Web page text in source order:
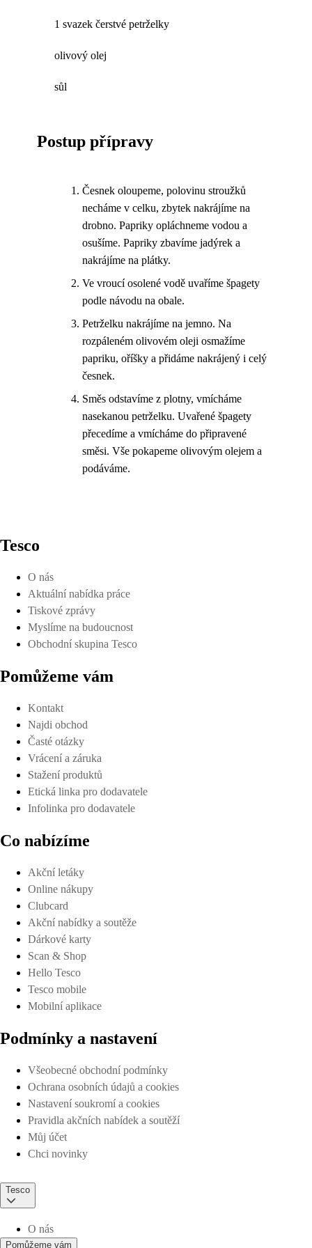
1 svazek čerstvé petrželky
olivový olej
sůl
Postup přípravy
Česnek oloupeme, polovinu stroužků
necháme v celku, zbytek nakrájíme na
drobno. Papriky opláchneme vodou a
osušíme. Papriky zbavíme jadýrek a
nakrájíme na plátky.
Ve vroucí osolené vodě uvaříme špagety
podle návodu na obale.
Petrželku nakrájíme na jemno. Na
rozpáleném olivovém oleji osmažíme
papriku, oříšky a přidáme nakrájený i celý
česnek.
Směs odstavíme z plotny, vmícháme
nasekanou petrželku. Uvařené špagety
přecedíme a vmícháme do připravené
směsi. Vše pokapeme olivovým olejem a
podáváme.
Tesco
O nás
Aktuální nabídka práce
Tiskové zprávy
Myslíme na budoucnost
Obchodní skupina Tesco
Pomůžeme vám
Kontakt
Najdi obchod
Časté otázky
Vrácení a záruka
Stažení produktů
Etická linka pro dodavatele
Infolinka pro dodavatele
Co nabízíme
Akční letáky
Online nákupy
Clubcard
Akční nabídky a soutěže
Dárkové karty
Scan & Shop
Hello Tesco
Tesco mobile
Mobilní aplikace
Podmínky a nastavení
Všeobecné obchodní podmínky
Ochrana osobních údajů a cookies
Nastavení soukromí a cookies
Pravidla akčních nabídek a soutěží
Můj účet
Chci novinky
Tesco
O nás
Pomůžeme vám